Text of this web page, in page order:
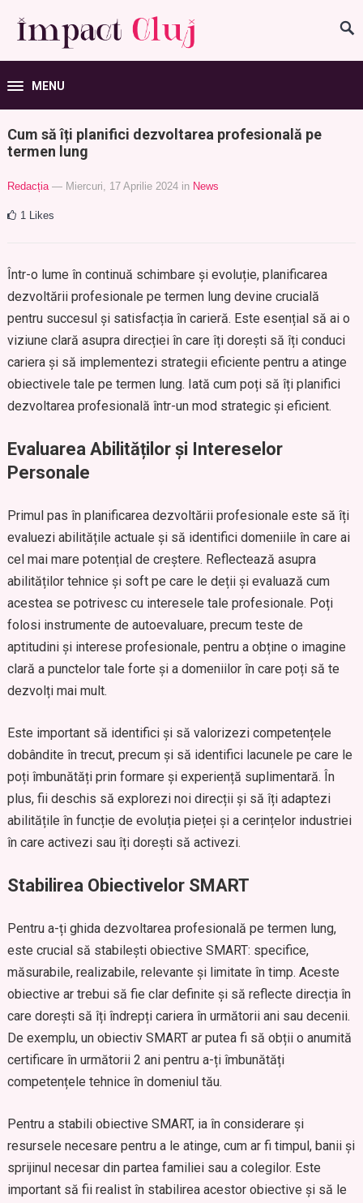
MENU
Cum să îți planifici dezvoltarea profesională pe
termen lung
Redacția — Miercuri, 17 Aprilie 2024 in News
1 Likes
Într-o lume în continuă schimbare și evoluție, planificarea
dezvoltării profesionale pe termen lung devine crucială
pentru succesul și satisfacția în carieră. Este esențial să ai o
viziune clară asupra direcției în care îți dorești să îți conduci
cariera și să implementezi strategii eficiente pentru a atinge
obiectivele tale pe termen lung. Iată cum poți să îți planifici
dezvoltarea profesională într-un mod strategic și eficient.
Evaluarea Abilităților și Intereselor
Personale
Primul pas în planificarea dezvoltării profesionale este să îți
evaluezi abilitățile actuale și să identifici domeniile în care ai
cel mai mare potențial de creștere. Reflectează asupra
abilităților tehnice și soft pe care le deții și evaluază cum
acestea se potrivesc cu interesele tale profesionale. Poți
folosi instrumente de autoevaluare, precum teste de
aptitudini și interese profesionale, pentru a obține o imagine
clară a punctelor tale forte și a domeniilor în care poți să te
dezvolți mai mult.
Este important să identifici și să valorizezi competențele
dobândite în trecut, precum și să identifici lacunele pe care le
poți îmbunătăți prin formare și experiență suplimentară. În
plus, fii deschis să explorezi noi direcții și să îți adaptezi
abilitățile în funcție de evoluția pieței și a cerințelor industriei
în care activezi sau îți dorești să activezi.
Stabilirea Obiectivelor SMART
Pentru a-ți ghida dezvoltarea profesională pe termen lung,
este crucial să stabilești obiective SMART: specifice,
măsurabile, realizabile, relevante și limitate în timp. Aceste
obiective ar trebui să fie clar definite și să reflecte direcția în
care dorești să îți îndrepți cariera în următorii ani sau decenii.
De exemplu, un obiectiv SMART ar putea fi să obții o anumită
certificare în următorii 2 ani pentru a-ți îmbunătăți
competențele tehnice în domeniul tău.
Pentru a stabili obiective SMART, ia în considerare și
resursele necesare pentru a le atinge, cum ar fi timpul, banii și
sprijinul necesar din partea familiei sau a colegilor. Este
important să fii realist în stabilirea acestor obiective și să le